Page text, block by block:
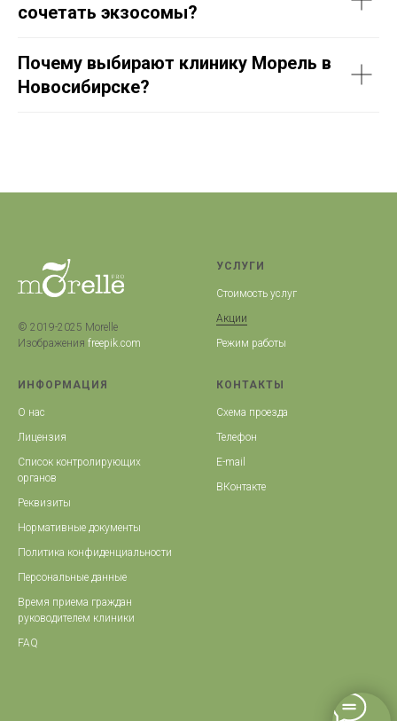
сочетать экзосомы?
Почему выбирают клинику Морель в
Новосибирске?
© 2019-2025 Morelle
Изображения freepik.com
УСЛУГИ
Стоимость услуг
Акции
Режим работы
ИНФОРМАЦИЯ
О нас
Лицензия
Список контролирующих
органов
Реквизиты
Нормативные документы
Политика конфиденциальности
Персональные данные
Время приема граждан
руководителем клиники
FAQ
КОНТАКТЫ
Схема проезда
Телефон
E-mail
ВКонтакте